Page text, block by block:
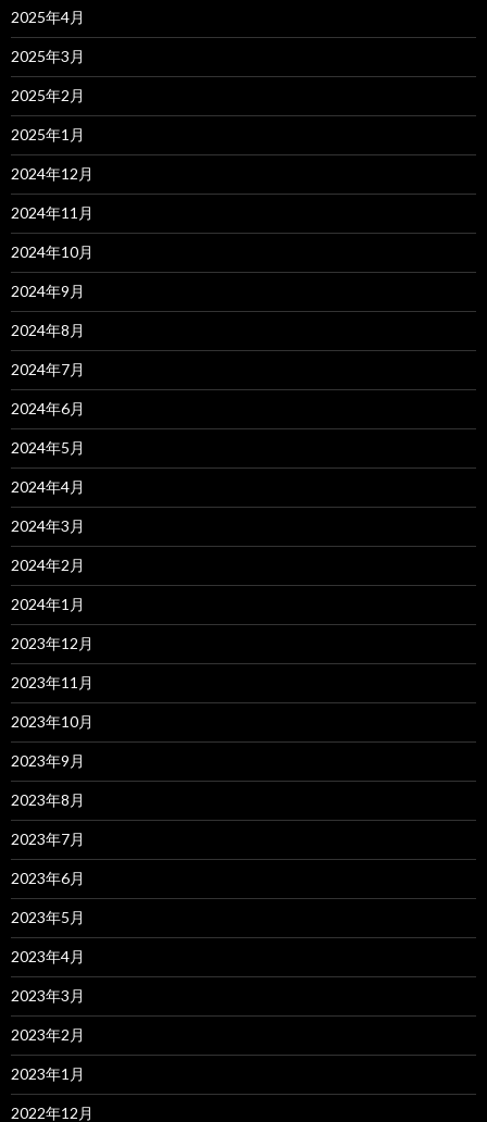
2025年4月
2025年3月
2025年2月
2025年1月
2024年12月
2024年11月
2024年10月
2024年9月
2024年8月
2024年7月
2024年6月
2024年5月
2024年4月
2024年3月
2024年2月
2024年1月
2023年12月
2023年11月
2023年10月
2023年9月
2023年8月
2023年7月
2023年6月
2023年5月
2023年4月
2023年3月
2023年2月
2023年1月
2022年12月